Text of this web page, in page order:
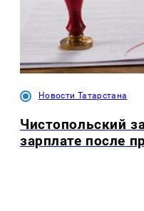
Новости Татарстана
Чистопольский
зарплате после